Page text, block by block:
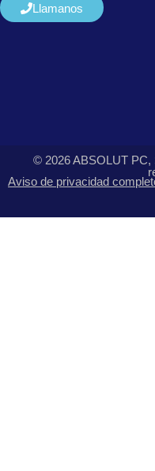
Llamanos
© 2026 ABSOLUT PC,
Aviso de privacidad